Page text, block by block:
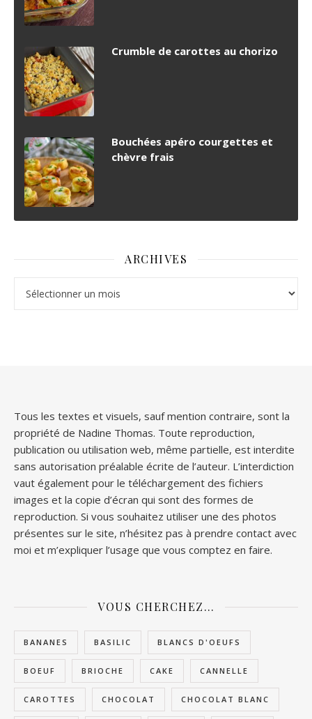
Crumble de carottes au chorizo
Bouchées apéro courgettes et
chèvre frais
ARCHIVES
Tous les textes et visuels, sauf mention contraire, sont la
propriété de Nadine Thomas. Toute reproduction,
publication ou utilisation web, même partielle, est interdite
sans autorisation préalable écrite de l’auteur. L’interdiction
vaut également pour le téléchargement des fichiers
images et la copie d’écran qui sont des formes de
reproduction. Si vous souhaitez utiliser une des photos
présentes sur le site, n’hésitez pas à prendre contact avec
moi et m’expliquer l’usage que vous comptez en faire.
VOUS CHERCHEZ…
BANANES BASILIC BLANCS D'OEUFS
BOEUF BRIOCHE CAKE CANNELLE
CAROTTES CHOCOLAT CHOCOLAT BLANC